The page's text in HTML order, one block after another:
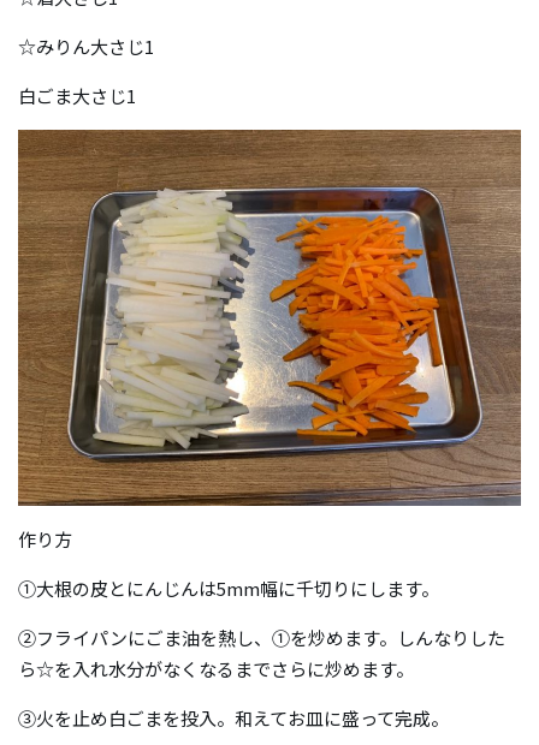
☆みりん大さじ1
白ごま大さじ1
作り方
①大根の皮とにんじんは5mm幅に千切りにします。
②フライパンにごま油を熱し、①を炒めます。しんなりした
ら☆を入れ水分がなくなるまでさらに炒めます。
③火を止め白ごまを投入。和えてお皿に盛って完成。